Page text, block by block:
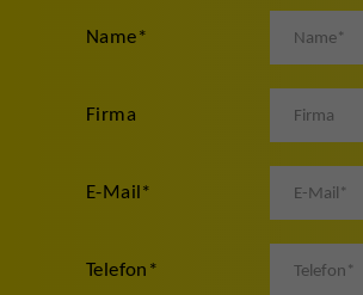
Name*
Firma
E-Mail*
Telefon*